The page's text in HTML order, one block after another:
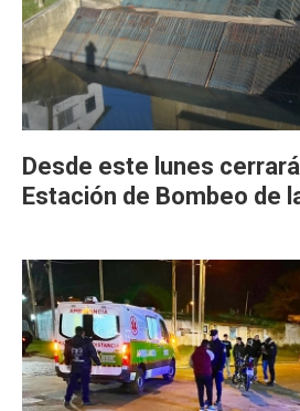
Desde este lunes
Estación de Bombeo de